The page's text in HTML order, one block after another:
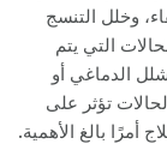
وخلل التنسج
التي يتم
الدماغي أو
تؤثر على
أمرًا بالغ الأهمية.